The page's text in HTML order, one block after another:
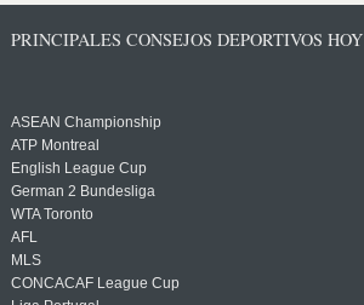
PRINCIPALES CONSEJOS DEPORTIVOS HOY
ASEAN Championship
ATP Montreal
English League Cup
German 2 Bundesliga
WTA Toronto
AFL
MLS
CONCACAF League Cup